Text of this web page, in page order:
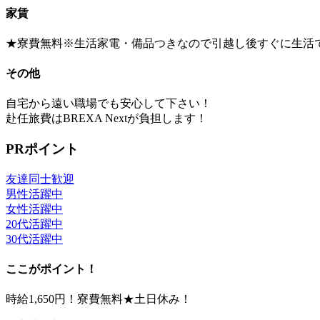
家賃
★寮費無料※生活家電・備品つきなので引越し後すぐに生活
その他
自宅から遠い職場でも安心して下さい！
赴任旅費はBREXA Nextが負担します！
PRポイント
友達同士歓迎
男性活躍中
女性活躍中
20代活躍中
30代活躍中
ここがポイント！
時給1,650円！寮費無料★土日休み！